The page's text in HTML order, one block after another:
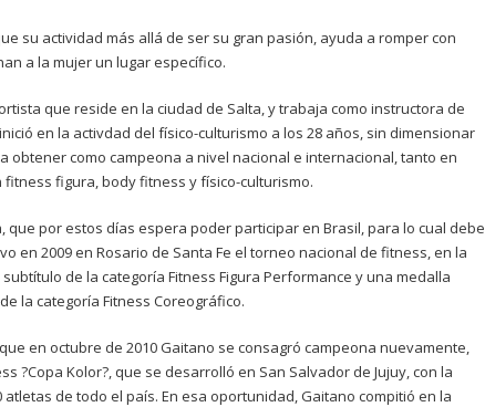
su actividad más allá de ser su gran pasión, ayuda a romper con
a la mujer un lugar específico.
que reside en la ciudad de Salta, y trabaja como instructora de
en la activdad del físico-culturismo a los 28 años, sin dimensionar
obtener como campeona a nivel nacional e internacional, tanto en
figura, body fitness y físico-culturismo.
que por estos días espera poder participar en Brasil, para lo cual debe
en 2009 en Rosario de Santa Fe el torneo nacional de fitness, en la
de la categoría Fitness Figura Performance y una medalla
la categoría Fitness Coreográfico.
en octubre de 2010 Gaitano se consagró campeona nuevamente,
?Copa Kolor?, que se desarrolló en San Salvador de Jujuy, con la
de todo el país. En esa oportunidad, Gaitano compitió en la